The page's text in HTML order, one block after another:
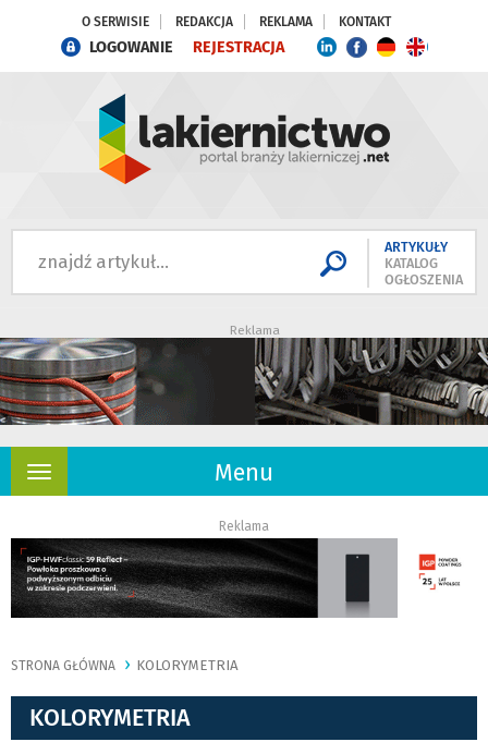
O SERWISIE REDAKCJA REKLAMA KONTAKT
LOGOWANIE REJESTRACJA
ARTYKUŁY
KATALOG
OGŁOSZENIA
Reklama
Menu
Rozwiń
Reklama
STRONA GŁÓWNA KOLORYMETRIA
KOLORYMETRIA